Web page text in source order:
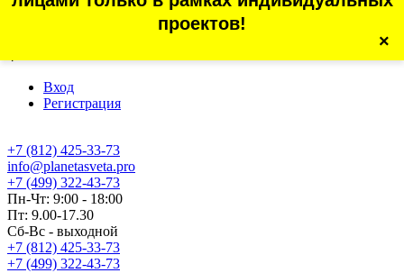
Отзывы
г. Санкт-Петербург, проспект Обуховской Обороны, 70, корп.
Вход
Регистрация
+7 (812) 425-33-73
проектов!
×
info@planetasveta.pro
+7 (499) 322-43-73
Пн-Чт: 9:00 - 18:00
Пт: 9.00-17.30
Сб-Вс - выходной
+7 (812) 425-33-73
+7 (499) 322-43-73